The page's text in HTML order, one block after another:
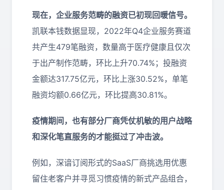
现在，企业服务范畴的融资已初现回暖信号。
凯联本钱数据显现，2022年Q4企业服务赛道
共产生479笔融资，数量高于医疗健康且仅次
于出产制作范畴，环比上升70.74%；投融资
金额达317.75亿元，环比上涨30.52%，单笔
融资均额0.66亿元，环比提高30.81%。
疫情期间，也有部分厂商凭仗机敏的用户战略
和深化笔直服务的才能挺过了冲击波。
例如，深谙订阅形式的SaaS厂商挑选用优惠
留住老客户并寻觅习惯疫情的新式产品组合，